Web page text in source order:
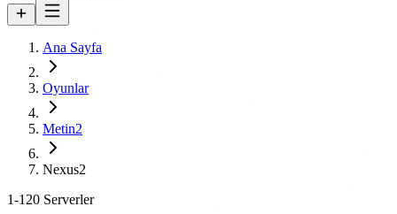
Ana Sayfa
Oyunlar
Metin2
Nexus2
1-120 Serverler